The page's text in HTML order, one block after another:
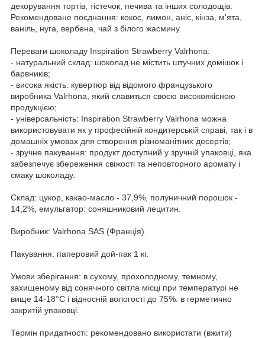
декорування тортів, тістечок, печива та інших солодощів.
Рекомендоване поєднання: кокос, лимон, аніс, кінза, м'ята,
ваніль, нуга, вербена, чай з білого жасмину.
Переваги шоколаду Inspiration Strawberry Valrhona:
- натуральний склад: шоколад не містить штучних домішок і
барвників;
- висока якість: кувертюр від відомого французького
виробника Valrhona, який славиться своєю високоякісною
продукцією;
- універсальність: Inspiration Strawberry Valrhona можна
використовувати як у професійній кондитерській справі, так і в
домашніх умовах для створення різноманітних десертів;
- зручне пакування: продукт доступний у зручній упаковці, яка
забезпечує збереження свіжості та неповторного аромату і
смаку шоколаду.
Склад: цукор, какао-масло - 37,9%, полуничний порошок -
14,2%, емульгатор: соняшниковий лецитин.
Виробник: Valrhona SAS (Франція).
Пакування: паперовий дой-пак 1 кг.
Умови зберігання: в сухому, прохолодному, темному,
захищеному від сонячного світла місці при температурі не
вище 14-18°С і відносній вологості до 75%. в герметично
закритій упаковці.
Термін придатності: рекомендовано використати (вжити)